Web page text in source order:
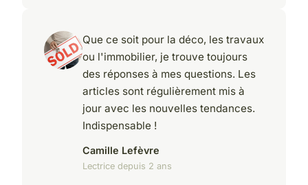
Que ce soit pour la déco, les travaux
ou l'immobilier, je trouve toujours
des réponses à mes questions. Les
articles sont régulièrement mis à
jour avec les nouvelles tendances.
Indispensable !
Camille Lefèvre
Lectrice depuis 2 ans